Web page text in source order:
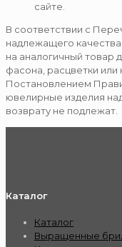
сайте.
В соответствии с
надлежащего
на аналогичный товар
фасона, расцветки
Постановлением
ювелирные изделия
возврату не подлежат.
Каталог
Каталог
Выращенные